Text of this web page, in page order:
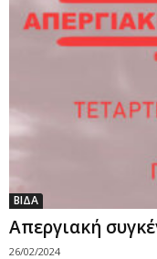
ΒΙΔΑ
Απεργιακή
26/02/2024